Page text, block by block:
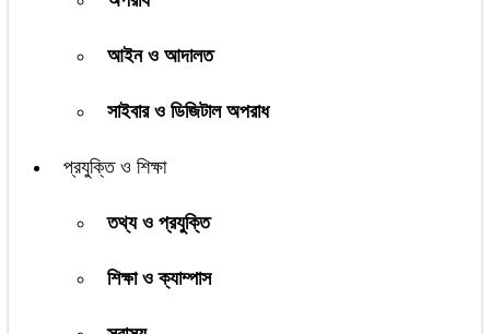
আইন ও আদালত
সাইবার ও ডিজিটাল অপরাধ
প্রযুক্তি ও শিক্ষা
তথ্য ও প্রযুক্তি
শিক্ষা ও ক্যাম্পাস